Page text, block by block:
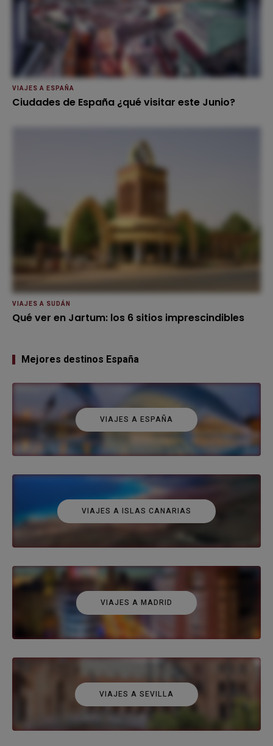
VIAJES A ESPAÑA
Ciudades de España ¿qué visitar este Junio?
VIAJES A SUDÁN
Qué ver en Jartum: los 6 sitios imprescindibles
Mejores destinos España
VIAJES A ESPAÑA
VIAJES A ISLAS CANARIAS
VIAJES A MADRID
VIAJES A SEVILLA